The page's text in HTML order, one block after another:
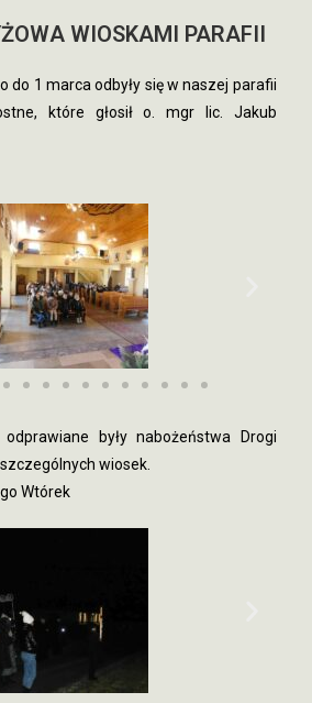
WIOSKAMI PARAFII
do 1 marca odbyły się w naszej parafii
które głosił o. mgr lic. Jakub
były nabożeństwa Drogi
wiosek.
Wtórek